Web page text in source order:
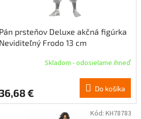
Pán prsteňov Deluxe akčná figúrka
Neviditeľný Frodo 13 cm
Skladom - odosielame ihneď
€ Do košíka
Kód: KH78783